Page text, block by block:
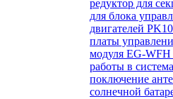
редуктор для
для блока
двигателей
платы
модуля EG-
работы в
поключение
солнечной